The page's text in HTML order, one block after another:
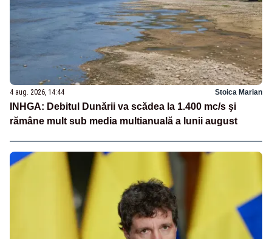
4 aug. 2026, 14:44 Stoica Marian
INHGA: Debitul Dunării va scădea la 1.400 mc/s şi
rămâne mult sub media multianuală a lunii august